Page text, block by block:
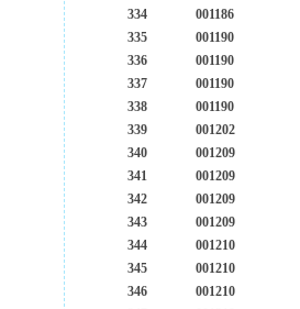
334
001186
335
001190
336
001190
337
001190
338
001190
339
001202
340
001209
341
001209
342
001209
343
001209
344
001210
345
001210
346
001210